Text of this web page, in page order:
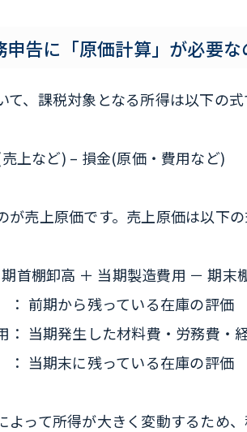
申告に「原価計算」が必要な
て、課税対象となる所得は以下の式
など) – 損金(原価・費用など)
が売上原価です。売上原価は以下の
棚卸高 ＋ 当期製造費用 － 期末
期から残っている在庫の評価
期発生した材料費・労務費・
期末に残っている在庫の評価
よって所得が大きく変動するため